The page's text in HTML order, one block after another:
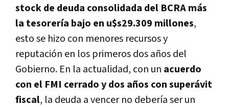
stock de deuda consolidada del BCRA más
la tesorería bajo en u$s29.309 millones,
esto se hizo con menores recursos y
reputación en los primeros dos años del
Gobierno. En la actualidad, con un acuerdo
con el FMI cerrado y dos años con superávit
fiscal, la deuda a vencer no debería ser un